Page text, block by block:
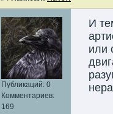
Публикаций: 0
Комментариев:
169
И
или